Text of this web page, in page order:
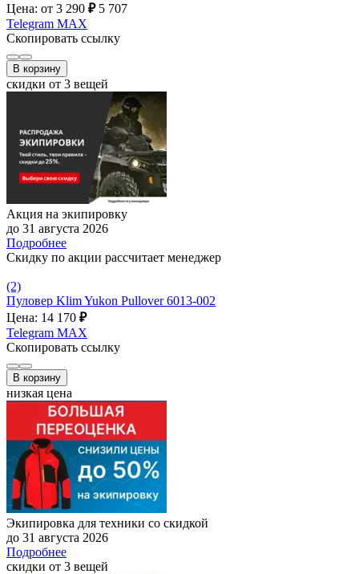
Цена: от 3 290 ₽ 5 707
Telegram MAX
Скопировать ссылку
В корзину
скидки от 3 вещей
Акция на экипировку
до 31 августа 2026
Подробнее
Скидку по акции рассчитает менеджер
(2)
Пуловер Klim Yukon Pullover 6013-002
Цена: 14 170 ₽
Telegram MAX
Скопировать ссылку
В корзину
низкая цена
Экипировка для техники со скидкой
до 31 августа 2026
Подробнее
скидки от 3 вещей